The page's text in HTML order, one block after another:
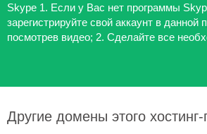
Skype 1. Если у Вас нет программы
зарегистрируйте свой аккаунт в данной
посмотрев видео; 2. Сделайте все
Другие домены этого